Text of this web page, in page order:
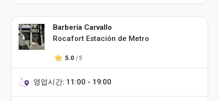
Barbería Carvallo
Rocafort Estación de Metro
5.0 / 5
영업시간: 11:00 - 19:00